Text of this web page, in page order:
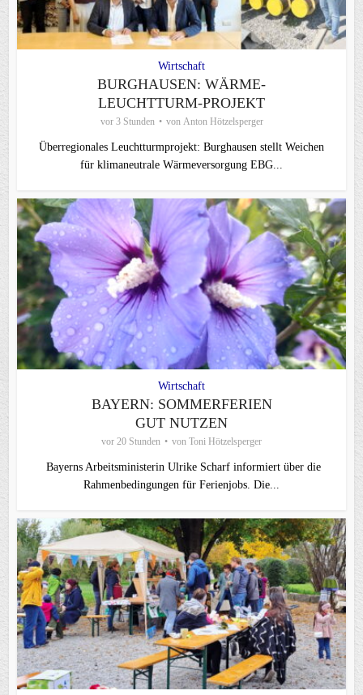
Wirtschaft
BURGHAUSEN: WÄRME-
LEUCHTTURM-PROJEKT
vor 3 Stunden von Anton Hötzelsperger
Überregionales Leuchtturmprojekt: Burghausen stellt Weichen
für klimaneutrale Wärmeversorgung EBG...
Wirtschaft
BAYERN: SOMMERFERIEN
GUT NUTZEN
vor 20 Stunden von Toni Hötzelsperger
Bayerns Arbeitsministerin Ulrike Scharf informiert über die
Rahmenbedingungen für Ferienjobs. Die...